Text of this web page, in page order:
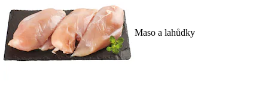
Maso a lahůdky